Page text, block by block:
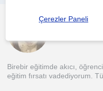
Ingilizce
Çevrimiçi
Birebir eğitimde akıcı,
eğitim fırsatı vadediyorum.
Çerezler Paneli